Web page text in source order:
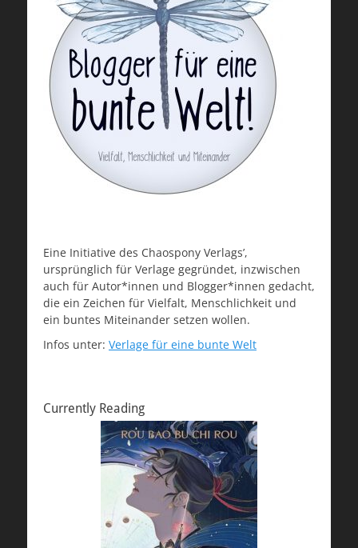
Eine Initiative des Chaospony Verlags’,
ursprünglich für Verlage gegründet, inzwischen
auch für Autor*innen und Blogger*innen gedacht,
die ein Zeichen für Vielfalt, Menschlichkeit und
ein buntes Miteinander setzen wollen.
Infos unter: Verlage für eine bunte Welt
Currently Reading